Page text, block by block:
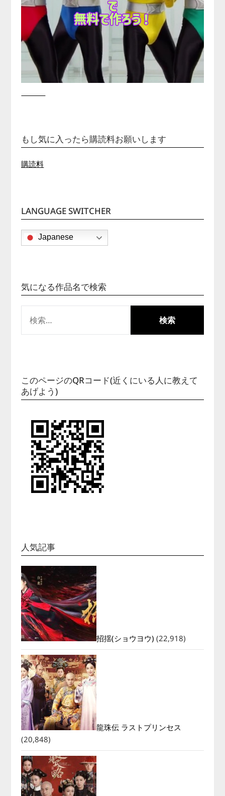
もし気に入ったら購読料お願いします
購読料
LANGUAGE SWITCHER
Japanese
気になる作品名で検索
索:
このページのQRコード(近くにいる人に教えて
あげよう)
人気記事
招揺(ショウヨウ) (22,918)
龍珠伝 ラストプリンセス
(20,848)